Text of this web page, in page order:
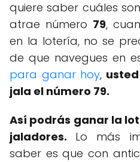
quiere saber cuáles
atrae número 79,
en la lotería, no se
de que navegues en
para ganar hoy, usted
jala el número 79.
Así podrás ganar la
jaladores. Lo más
saber es que con